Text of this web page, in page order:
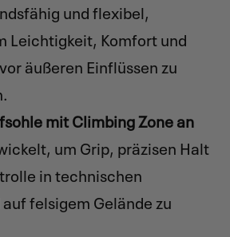
und flexibel,
Leichtigkeit, Komfort und
äußeren Einflüssen zu
mit Climbing Zone an
um Grip, präzisen Halt
in technischen
auf felsigem Gelände zu